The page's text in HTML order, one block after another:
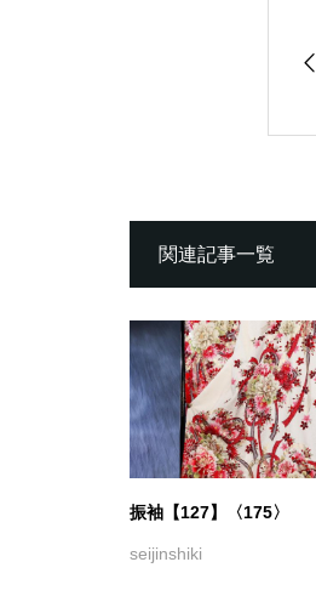
関連記事一覧
振袖【127】〈175〉
seijinshiki